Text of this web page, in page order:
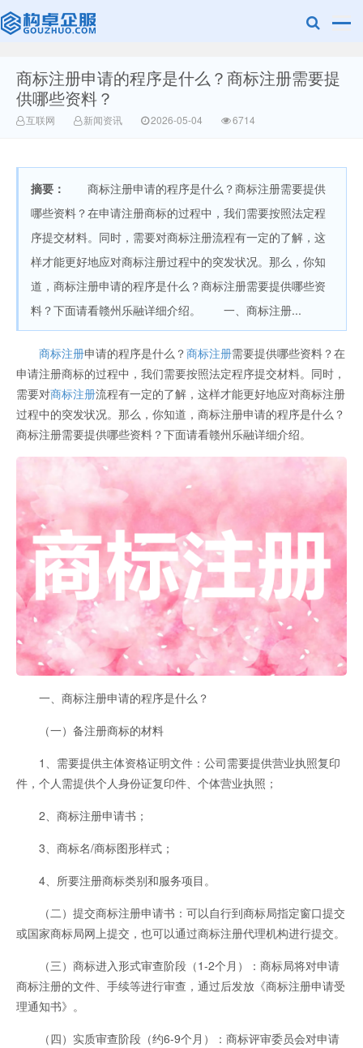
广美明度文化
商标注册申请的程序是什么？商标注册需要提
供哪些资料？
互联网 新闻资讯 2026-05-04 6714
摘要：
商标注册申请的程序是什么？商标注册需要提供
哪些资料？在申请注册商标的过程中，我们需要按照法定程
序提交材料。同时，需要对商标注册流程有一定的了解，这
样才能更好地应对商标注册过程中的突发状况。那么，你知
道，商标注册申请的程序是什么？商标注册需要提供哪些资
料？下面请看赣州乐融详细介绍。 一、商标注册...
商标注册申请的程序是什么？商标注册需要提供哪些资料？在
申请注册商标的过程中，我们需要按照法定程序提交材料。同时，
需要对商标注册流程有一定的了解，这样才能更好地应对商标注册
过程中的突发状况。那么，你知道，商标注册申请的程序是什么？
商标注册需要提供哪些资料？下面请看赣州乐融详细介绍。
一、商标注册申请的程序是什么？
（一）备注册商标的材料
1、需要提供主体资格证明文件：公司需要提供营业执照复印
件，个人需提供个人身份证复印件、个体营业执照；
2、商标注册申请书；
3、商标名/商标图形样式；
4、所要注册商标类别和服务项目。
（二）提交商标注册申请书：可以自行到商标局指定窗口提交
或国家商标局网上提交，也可以通过商标注册代理机构进行提交。
（三）商标进入形式审查阶段（1-2个月）：商标局将对申请
商标注册的文件、手续等进行审查，通过后发放《商标注册申请受
理通知书》。
（四）实质审查阶段（约6-9个月）：商标评审委员会对申请